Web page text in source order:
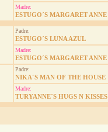
Madre:
ESTUGO´S MARGARET ANNE
Padre:
ESTUGO´S LUNA AZUL
Madre:
ESTUGO´S MARGARET ANNE
Padre:
NIKA´S MAN OF THE HOUSE
Madre:
TURYANNE´S HUGS N KISSES